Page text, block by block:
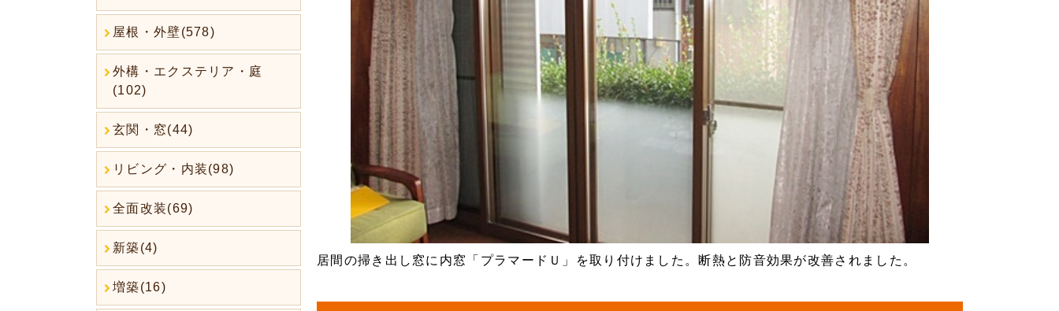
居間の掃き出し窓に内窓「プラマードＵ」を取り付けました。断熱と防音効果が改善されました。
屋根・外壁(578)
外構・エクステリア・庭
(102)
玄関・窓(44)
リビング・内装(98)
全面改装(69)
新築(4)
増築(16)